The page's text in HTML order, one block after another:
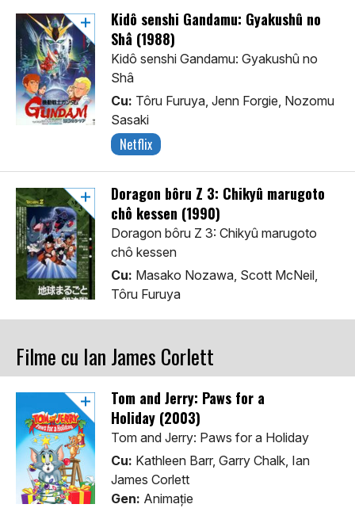
Kidô senshi Gandamu: Gyakushû no
Shâ (1988)
Kidô senshi Gandamu: Gyakushû no
Shâ
Cu: Tôru Furuya, Jenn Forgie, Nozomu
Sasaki
Netflix
Doragon bôru Z 3: Chikyû marugoto
chô kessen (1990)
Doragon bôru Z 3: Chikyû marugoto
chô kessen
Cu: Masako Nozawa, Scott McNeil,
Tôru Furuya
Filme cu Ian James Corlett
Tom and Jerry: Paws for a
Holiday (2003)
Tom and Jerry: Paws for a Holiday
Cu: Kathleen Barr, Garry Chalk, Ian
James Corlett
Gen: Animaţie